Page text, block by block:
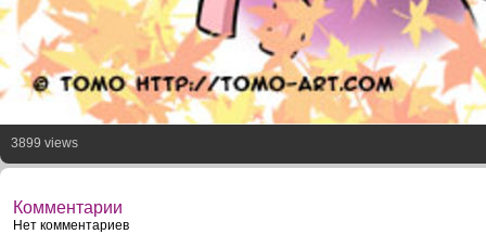
3899 views
Комментарии
Нет комментариев